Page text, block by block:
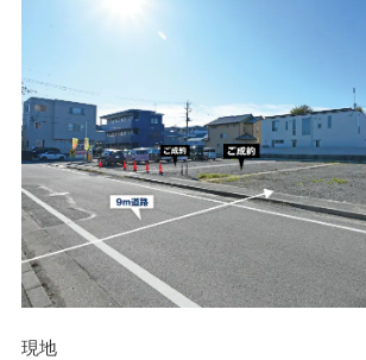
現地